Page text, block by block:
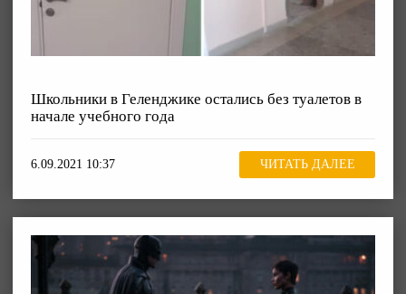
Школьники в Геленджике остались без туалетов в
начале учебного года
6.09.2021 10:37 ЧИТАТЬ ДАЛЕЕ